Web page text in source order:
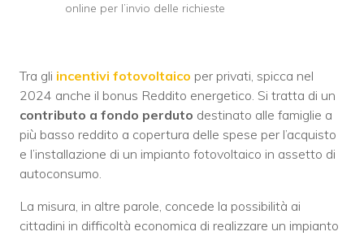
online per l’invio delle richieste
Tra gli incentivi fotovoltaico per privati, spicca nel
2024 anche il bonus Reddito energetico. Si tratta di un
contributo a fondo perduto destinato alle famiglie a
più basso reddito a copertura delle spese per l’acquisto
e l’installazione di un impianto fotovoltaico in assetto di
autoconsumo.
La misura, in altre parole, concede la possibilità ai
cittadini in difficoltà economica di realizzare un impianto